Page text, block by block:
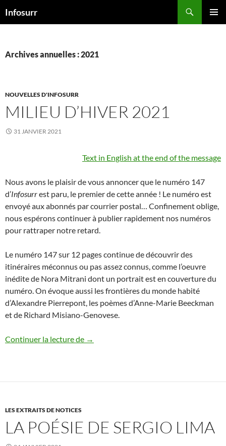
auInfosurr
Archives annuelles : 2021
NOUVELLES D'INFOSURR
MILIEU D’HIVER 2021
31 JANVIER 2021
Text in English at the end of the message
Nous avons le plaisir de vous annoncer que le numéro 147
d’Infosurrest paru, le premier de cette année ! Le numéro est
envoyé aux abonnés par courrier postal… Confinement oblige,
nous espérons continuer à publier rapidement nos numéros
pour rattraper notre retard.
Le numéro 147 sur 12 pages continue de découvrir des
itinéraires méconnus ou pas assez connus, comme l’oeuvre
inédite de Nora Mitrani dont un portrait est en couverture du
numéro. On évoque aussi les frontières du monde habité
d’Alexandre Pierrepont, les poèmes d’Anne-Marie Beeckman
et de Richard Misiano-Genovese.
Continuer la lecture de Milieu d’hiver 2021
→
LES EXTRAITS DE NOTICES
LA POÉSIE DE SERGIO LIMA